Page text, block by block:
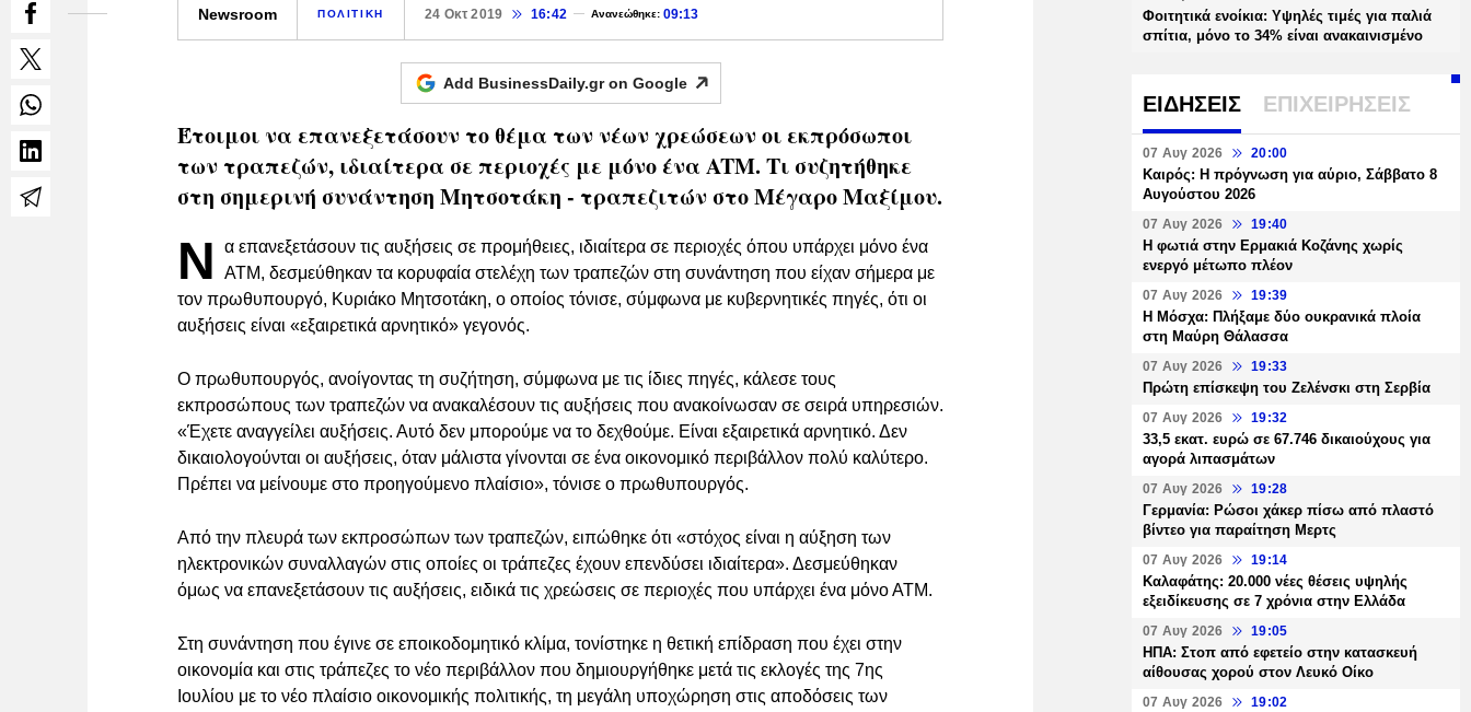
Newsroom ΠΟΛΙΤΙΚΗ 24 Οκτ 2019 16:42 Ανανεώθηκε: 09:13
Add BusinessDaily.gr on Google
Έτοιμοι να επανεξετάσουν το θέμα των νέων χρεώσεων οι εκπρόσωποι
των τραπεζών, ιδιαίτερα σε περιοχές με μόνο ένα ATM. Τι συζητήθηκε
στη σημερινή συνάντηση Μητσοτάκη - τραπεζιτών στο Μέγαρο Μαξίμου.
Ν
α επανεξετάσουν τις αυξήσεις σε προμήθειες, ιδιαίτερα σε περιοχές όπου υπάρχει μόνο ένα
ATM, δεσμεύθηκαν τα κορυφαία στελέχη των τραπεζών στη συνάντηση που είχαν σήμερα με
τον πρωθυπουργό, Κυριάκο Μητσοτάκη, ο οποίος τόνισε, σύμφωνα με κυβερνητικές πηγές, ότι οι
αυξήσεις είναι «εξαιρετικά αρνητικό» γεγονός.
Ο πρωθυπουργός, ανοίγοντας τη συζήτηση, σύμφωνα με τις ίδιες πηγές, κάλεσε τους
εκπροσώπους των τραπεζών να ανακαλέσουν τις αυξήσεις που ανακοίνωσαν σε σειρά υπηρεσιών.
«Έχετε αναγγείλει αυξήσεις. Αυτό δεν μπορούμε να το δεχθούμε. Είναι εξαιρετικά αρνητικό. Δεν
δικαιολογούνται οι αυξήσεις, όταν μάλιστα γίνονται σε ένα οικονομικό περιβάλλον πολύ καλύτερο.
Πρέπει να μείνουμε στο προηγούμενο πλαίσιο», τόνισε ο πρωθυπουργός.
Από την πλευρά των εκπροσώπων των τραπεζών, ειπώθηκε ότι «στόχος είναι η αύξηση των
ηλεκτρονικών συναλλαγών στις οποίες οι τράπεζες έχουν επενδύσει ιδιαίτερα». Δεσμεύθηκαν
όμως να επανεξετάσουν τις αυξήσεις, ειδικά τις χρεώσεις σε περιοχές που υπάρχει ένα μόνο ΑΤΜ.
Στη συνάντηση που έγινε σε εποικοδομητικό κλίμα, τονίστηκε η θετική επίδραση που έχει στην
οικονομία και στις τράπεζες το νέο περιβάλλον που δημιουργήθηκε μετά τις εκλογές της 7ης
Ιουλίου με το νέο πλαίσιο οικονομικής πολιτικής, τη μεγάλη υποχώρηση στις αποδόσεις των
Φοιτητικά ενοίκια: Υψηλές τιμές για παλιά
σπίτια, μόνο το 34% είναι ανακαινισμένο
ΕΙΔΗΣΕΙΣ ΕΠΙΧΕΙΡΗΣΕΙΣ
07 Αυγ 2026 20:00
Καιρός: Η πρόγνωση για αύριο, Σάββατο 8
Αυγούστου 2026
07 Αυγ 2026 19:40
Η φωτιά στην Ερμακιά Κοζάνης χωρίς
ενεργό μέτωπο πλέον
07 Αυγ 2026 19:39
Η Μόσχα: Πλήξαμε δύο ουκρανικά πλοία
στη Μαύρη Θάλασσα
07 Αυγ 2026 19:33
Πρώτη επίσκεψη του Ζελένσκι στη Σερβία
07 Αυγ 2026 19:32
33,5 εκατ. ευρώ σε 67.746 δικαιούχους για
αγορά λιπασμάτων
07 Αυγ 2026 19:28
Γερμανία: Ρώσοι χάκερ πίσω από πλαστό
βίντεο για παραίτηση Μερτς
07 Αυγ 2026 19:14
Καλαφάτης: 20.000 νέες θέσεις υψηλής
εξειδίκευσης σε 7 χρόνια στην Ελλάδα
07 Αυγ 2026 19:05
ΗΠΑ: Στοπ από εφετείο στην κατασκευή
αίθουσας χορού στον Λευκό Οίκο
07 Αυγ 2026 19:02